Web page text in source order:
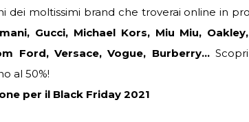
dei moltissimi brand che troverai online in
Gucci, Michael Kors, Miu Miu,
Ford, Versace, Vogue, Burberry…
al 50%!
per il Black Friday 2021